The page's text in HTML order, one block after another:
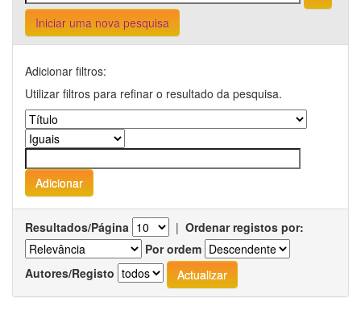
Iniciar uma nova pesquisa
Adicionar filtros:
Utilizar filtros para refinar o resultado da pesquisa.
Resultados/Página | Ordenar registos por:
Por ordem
Autores/Registo